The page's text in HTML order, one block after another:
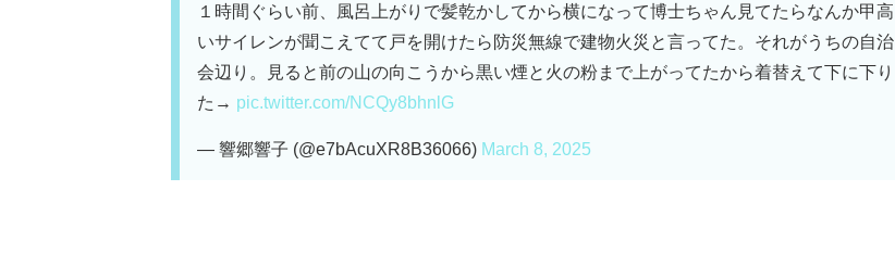
１時間ぐらい前、風呂上がりで髪乾かしてから横になって博士ちゃん見てたらなんか甲高
いサイレンが聞こえてて戸を開けたら防災無線で建物火災と言ってた。それがうちの自治
会辺り。見ると前の山の向こうから黒い煙と火の粉まで上がってたから着替えて下に下り
た→ pic.twitter.com/NCQy8bhnlG
— 響郷響子 (@e7bAcuXR8B36066) March 8, 2025